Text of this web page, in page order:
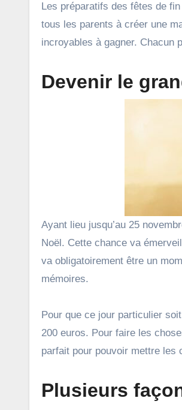
Les préparatifs des fêtes de fin d’année demandent une grande organisation donc la Grande Récré a décidé d’aider
tous les parents à créer une
incroyables à gagner. Chacun
Devenir le
Ayant lieu jusqu’au 25
Noël. Cette chance va
va obligatoirement être un
mémoires.
Pour que ce jour particulier
200 euros. Pour faire les
parfait pour pouvoir mettre les
Plusieurs